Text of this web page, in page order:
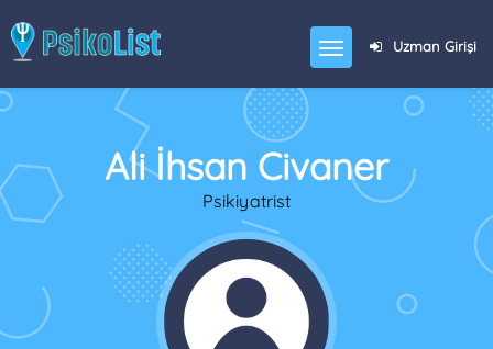
Uzman Girişi
Ali İhsan Civaner
Psikiyatrist